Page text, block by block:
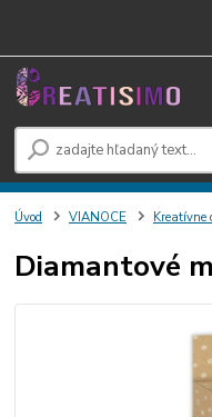
Úvod VIANOCE Kreatívne
Diamantové